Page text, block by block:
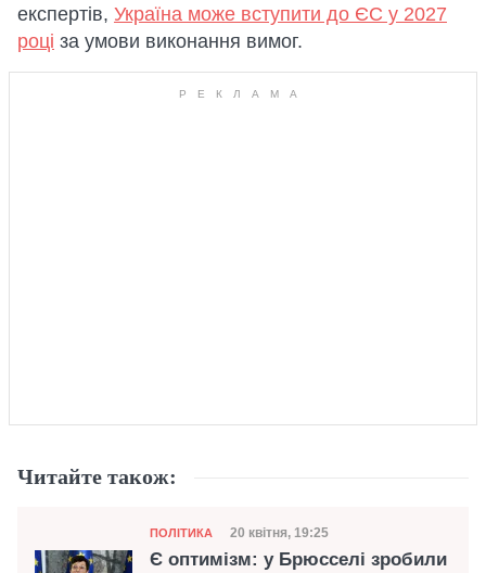
експертів, Україна може вступити до ЄС у 2027
році за умови виконання вимог.
Читайте також:
Категорія
ПОЛІТИКА Дата публікації
20 квітня, 19:25
Є оптимізм: у Брюсселі зробили